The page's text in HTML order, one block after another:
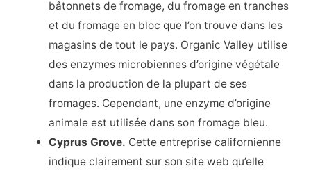
bâtonnets de fromage, du fromage en tranches
et du fromage en bloc que l’on trouve dans les
magasins de tout le pays. Organic Valley utilise
des enzymes microbiennes d’origine végétale
dans la production de la plupart de ses
fromages. Cependant, une enzyme d’origine
animale est utilisée dans son fromage bleu.
Cyprus Grove. Cette entreprise californienne
indique clairement sur son site web qu’elle